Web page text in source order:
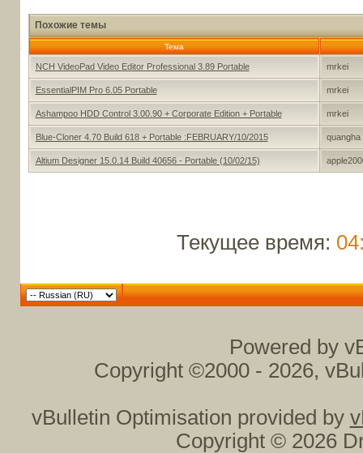
Похожие темы
Тема
NCH VideoPad Video Editor Professional 3.89 Portable mrkei
EssentialPIM Pro 6.05 Portable mrkei
Ashampoo HDD Control 3.00.90 + Corporate Edition + Portable mrkei
Blue-Cloner 4.70 Build 618 + Portable :FEBRUARY/10/2015 quangha
Altium Designer 15.0.14 Build 40656 - Portable (10/02/15)
Текущее время:
Powered by
Copyright ©2000 - 2026,
vBulletin Optimisation provided by
Copyright © 2026